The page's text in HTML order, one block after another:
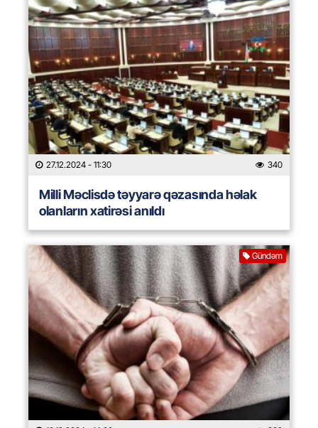
27.12.2024 - 11:30 340
Milli Məclisdə təyyarə qəzasında həlak
olanların xatirəsi anıldı
Gündəm